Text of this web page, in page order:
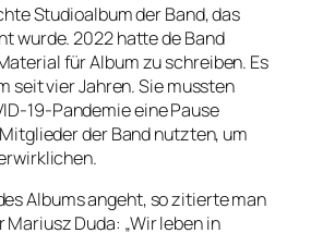
Studioalbum der Band, das
wurde. 2022 hatte de Band
für Album zu schreiben. Es
seit vier Jahren. Sie mussten
19-Pandemie eine Pause
der Band nutzten, um
Albums angeht, so zitierte man
Duda: „Wir leben in